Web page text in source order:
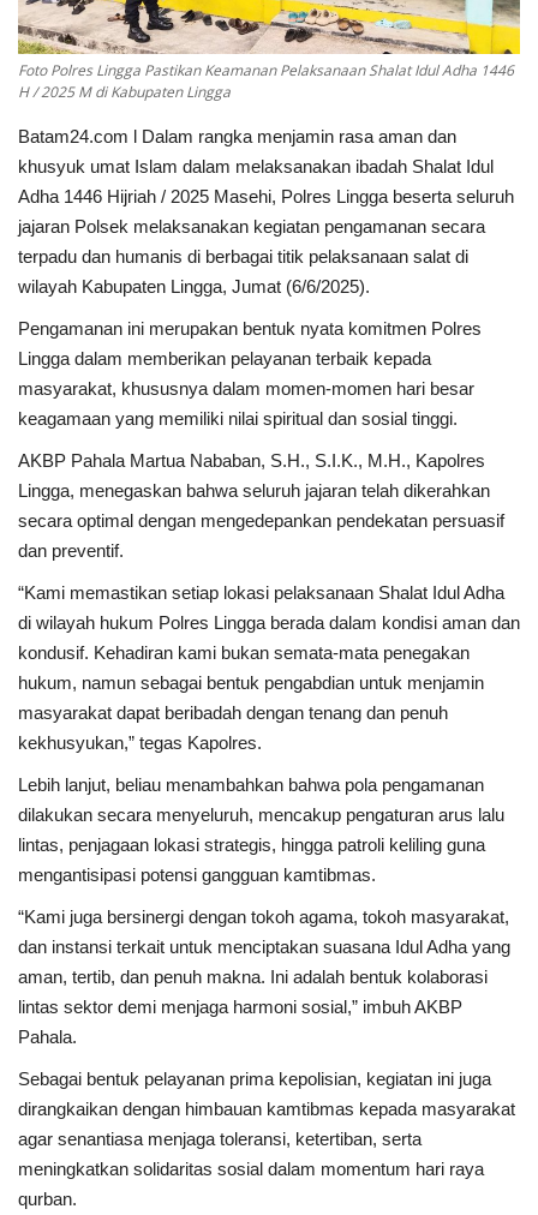
TEKNOLOGI
POLITIK
Religion
Opini
Foto Polres Lingga Pastikan Keamanan Pelaksanaan Shalat Idul Adha 1446
H / 2025 M di Kabupaten Lingga
Batam24.com l Dalam rangka menjamin rasa aman dan
khusyuk umat Islam dalam melaksanakan ibadah Shalat Idul
Adha 1446 Hijriah / 2025 Masehi, Polres Lingga beserta seluruh
jajaran Polsek melaksanakan kegiatan pengamanan secara
terpadu dan humanis di berbagai titik pelaksanaan salat di
wilayah Kabupaten Lingga, Jumat (6/6/2025).
Pengamanan ini merupakan bentuk nyata komitmen Polres
Lingga dalam memberikan pelayanan terbaik kepada
masyarakat, khususnya dalam momen-momen hari besar
keagamaan yang memiliki nilai spiritual dan sosial tinggi.
AKBP Pahala Martua Nababan, S.H., S.I.K., M.H., Kapolres
Lingga, menegaskan bahwa seluruh jajaran telah dikerahkan
secara optimal dengan mengedepankan pendekatan persuasif
dan preventif.
“Kami memastikan setiap lokasi pelaksanaan Shalat Idul Adha
di wilayah hukum Polres Lingga berada dalam kondisi aman dan
kondusif. Kehadiran kami bukan semata-mata penegakan
hukum, namun sebagai bentuk pengabdian untuk menjamin
masyarakat dapat beribadah dengan tenang dan penuh
kekhusyukan,” tegas Kapolres.
Lebih lanjut, beliau menambahkan bahwa pola pengamanan
dilakukan secara menyeluruh, mencakup pengaturan arus lalu
lintas, penjagaan lokasi strategis, hingga patroli keliling guna
mengantisipasi potensi gangguan kamtibmas.
“Kami juga bersinergi dengan tokoh agama, tokoh masyarakat,
dan instansi terkait untuk menciptakan suasana Idul Adha yang
aman, tertib, dan penuh makna. Ini adalah bentuk kolaborasi
lintas sektor demi menjaga harmoni sosial,” imbuh AKBP
Pahala.
Sebagai bentuk pelayanan prima kepolisian, kegiatan ini juga
dirangkaikan dengan himbauan kamtibmas kepada masyarakat
agar senantiasa menjaga toleransi, ketertiban, serta
meningkatkan solidaritas sosial dalam momentum hari raya
qurban.